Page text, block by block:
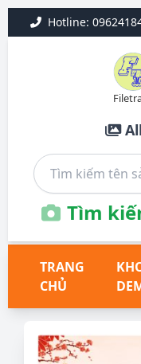
Hotline:
Tìm
TRANG
CHỦ